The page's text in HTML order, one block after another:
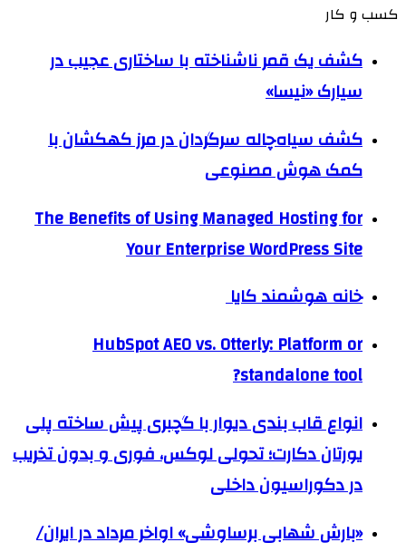
کسب و کار
کشف یک قمر ناشناخته با ساختاری عجیب در
سیارک «نیسا»
کشف سیاه‌چاله سرگردان در مرز کهکشان با
کمک هوش مصنوعی
The Benefits of Using Managed Hosting for
Your Enterprise WordPress Site
خانه هوشمند کایا
HubSpot AEO vs. Otterly: Platform or
standalone tool?
انواع قاب بندی دیوار با گچبری پیش ساخته پلی
یورتان دکارت؛ تحولی لوکس، فوری و بدون تخریب
در دکوراسیون داخلی
«بارش شهابی برساوشی» اواخر مرداد در ایران/